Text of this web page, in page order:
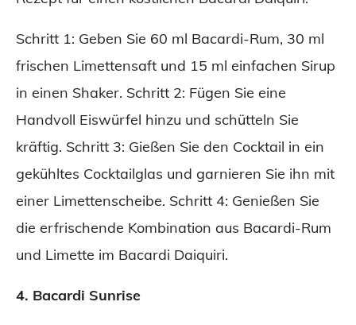
Schritt 1: Geben Sie 60 ml Bacardi-Rum, 30 ml
frischen Limettensaft und 15 ml einfachen Sirup
in einen Shaker. Schritt 2: Fügen Sie eine
Handvoll Eiswürfel hinzu und schütteln Sie
kräftig. Schritt 3: Gießen Sie den Cocktail in ein
gekühltes Cocktailglas und garnieren Sie ihn mit
einer Limettenscheibe. Schritt 4: Genießen Sie
die erfrischende Kombination aus Bacardi-Rum
und Limette im Bacardi Daiquiri.
4. Bacardi Sunrise